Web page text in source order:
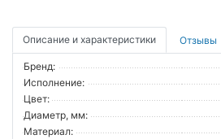
Описание и характеристики Отзывы
Бренд:
Исполнение:
Цвет:
Диаметр, мм:
Материал: